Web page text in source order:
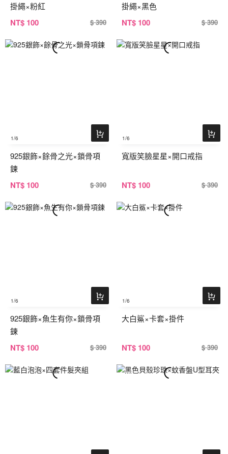
掛繩×粉紅
NT$ 100 $ 390
掛繩×黑色
NT$ 100 $ 390
1/6
925銀飾×餘骨之光×鎖骨項
鍊
NT$ 100 $ 390
1/6
寬版笑臉星星×開口戒指
NT$ 100 $ 390
1/6
925銀飾×魚生有你×鎖骨項
鍊
NT$ 100 $ 390
1/6
大白鯊×卡套×掛件
NT$ 100 $ 390